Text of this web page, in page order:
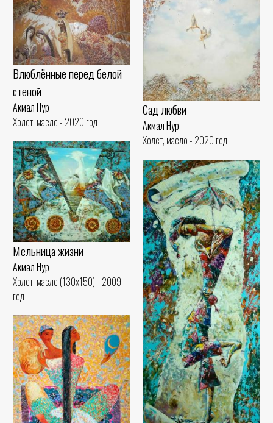
Сад любви
Акмал Нур
Холст, масло - 2020 год
Влюблённые перед белой
стеной
Акмал Нур
Холст, масло - 2020 год
Мельница жизни
Акмал Нур
Холст, масло (130x150) - 2009
год